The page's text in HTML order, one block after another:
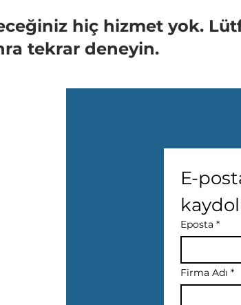
hiç hizmet yok.
tekrar deneyin.
E-
Eposta *
Firma Adı *